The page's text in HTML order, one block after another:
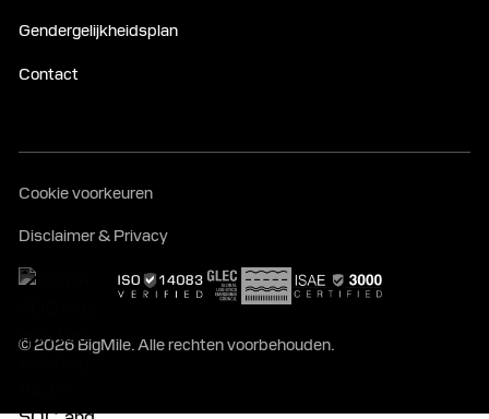
Gendergelijkheidsplan
Contact
© 2026 BigMile. Alle rechten voorbehouden.
Cookie voorkeuren
Disclaimer & Privacy